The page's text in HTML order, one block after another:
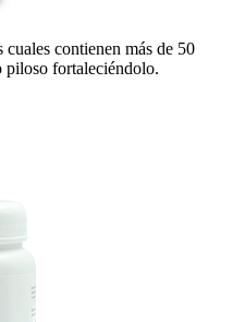
cuales contienen más de 50
piloso fortaleciéndolo.